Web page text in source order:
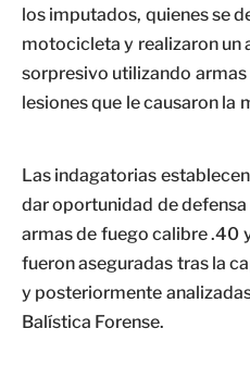
los imputados, quienes se
motocicleta y realizaron un
sorpresivo utilizando
lesiones que le causaron la
Las indagatorias
dar oportunidad de
armas de fuego calibre .40
fueron aseguradas tras la
y posteriormente
Balística Forense.